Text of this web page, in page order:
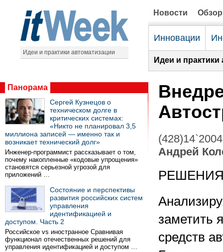
Идеи и практики автоматизации
Новости
Инновации
Идеи и
Панорама
Сергей Кузнецов о
техническом долге в
критических системах:
«Никто не планировал 3,5
миллиона записей — именно так и
возникает технический долг»
Инженер-программист рассказывает о том,
почему накопленные «кодовые упрощения»
становятся серьезной угрозой для
приложений …
Состояние и перспективы
развития российских систем
управления
идентификацией и
доступом. Часть 2
Российское vs иностранное Сравнивая
функционал отечественных решений для
управления идентификацией и доступом …
(428)14`2004
Андрей
заметить
средств